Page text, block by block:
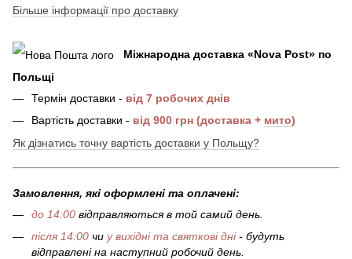
Більше інформації про доставку
Міжнародна доставка «Nova Post» по
Польщі
Термін доставки - від 7 робочих днів
Вартість доставки - від 900 грн (доставка + мито)
Як дізнатись точну вартість доставки у Польщу?
Замовлення, які оформлені та оплачені:
до 14:00 відправляються в той самий день.
після 14:00 чи у вихідні та святкові дні- будуть
відправлені на наступний робочий день.